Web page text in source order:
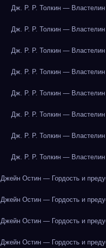
Дж. Р. Р. Толкин — Властелин
Дж. Р. Р. Толкин — Властелин
Дж. Р. Р. Толкин — Властелин
Дж. Р. Р. Толкин — Властелин
Дж. Р. Р. Толкин — Властелин
Дж. Р. Р. Толкин — Властелин
Дж. Р. Р. Толкин — Властелин
Дж. Р. Р. Толкин — Властелин
Джейн Остин — Гордость и
Джейн Остин — Гордость и
Джейн Остин — Гордость и
Джейн Остин — Гордость и